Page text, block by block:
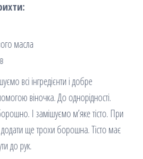
масла
всі інгредієнти і добре
віночка. До однорідності.
І замішуємо м’яке тісто. При
ще трохи борошна. Тісто має
до рук.